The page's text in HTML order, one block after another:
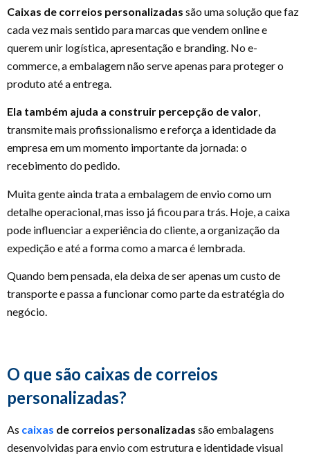
Caixas de correios personalizadas são uma solução que faz
cada vez mais sentido para marcas que vendem online e
querem unir logística, apresentação e branding. No e-
commerce, a embalagem não serve apenas para proteger o
produto até a entrega.
Ela também ajuda a construir percepção de valor,
transmite mais profissionalismo e reforça a identidade da
empresa em um momento importante da jornada: o
recebimento do pedido.
Muita gente ainda trata a embalagem de envio como um
detalhe operacional, mas isso já ficou para trás. Hoje, a caixa
pode influenciar a experiência do cliente, a organização da
expedição e até a forma como a marca é lembrada.
Quando bem pensada, ela deixa de ser apenas um custo de
transporte e passa a funcionar como parte da estratégia do
negócio.
O que são caixas de correios
personalizadas?
As caixas de correios personalizadas são embalagens
desenvolvidas para envio com estrutura e identidade visual